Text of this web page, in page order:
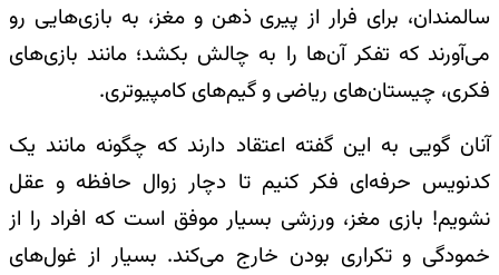
سالمندان، برای فرار از پیری ذهن و مغز، به بازی‌هایی رو
می‌آورند که تفکر آن‌ها را به چالش بکشد؛ مانند بازی‌های
فکری، چیستان‌های ریاضی و گیم‌های کامپیوتری.
آنان گویی به این گفته اعتقاد دارند که چگونه مانند یک
کدنویس حرفه‌ای فکر کنیم تا دچار زوال حافظه و عقل
نشویم! بازی مغز، ورزشی بسیار موفق است که افراد را از
خمودگی و تکراری بودن خارج می‌کند. بسیار از غول‌های